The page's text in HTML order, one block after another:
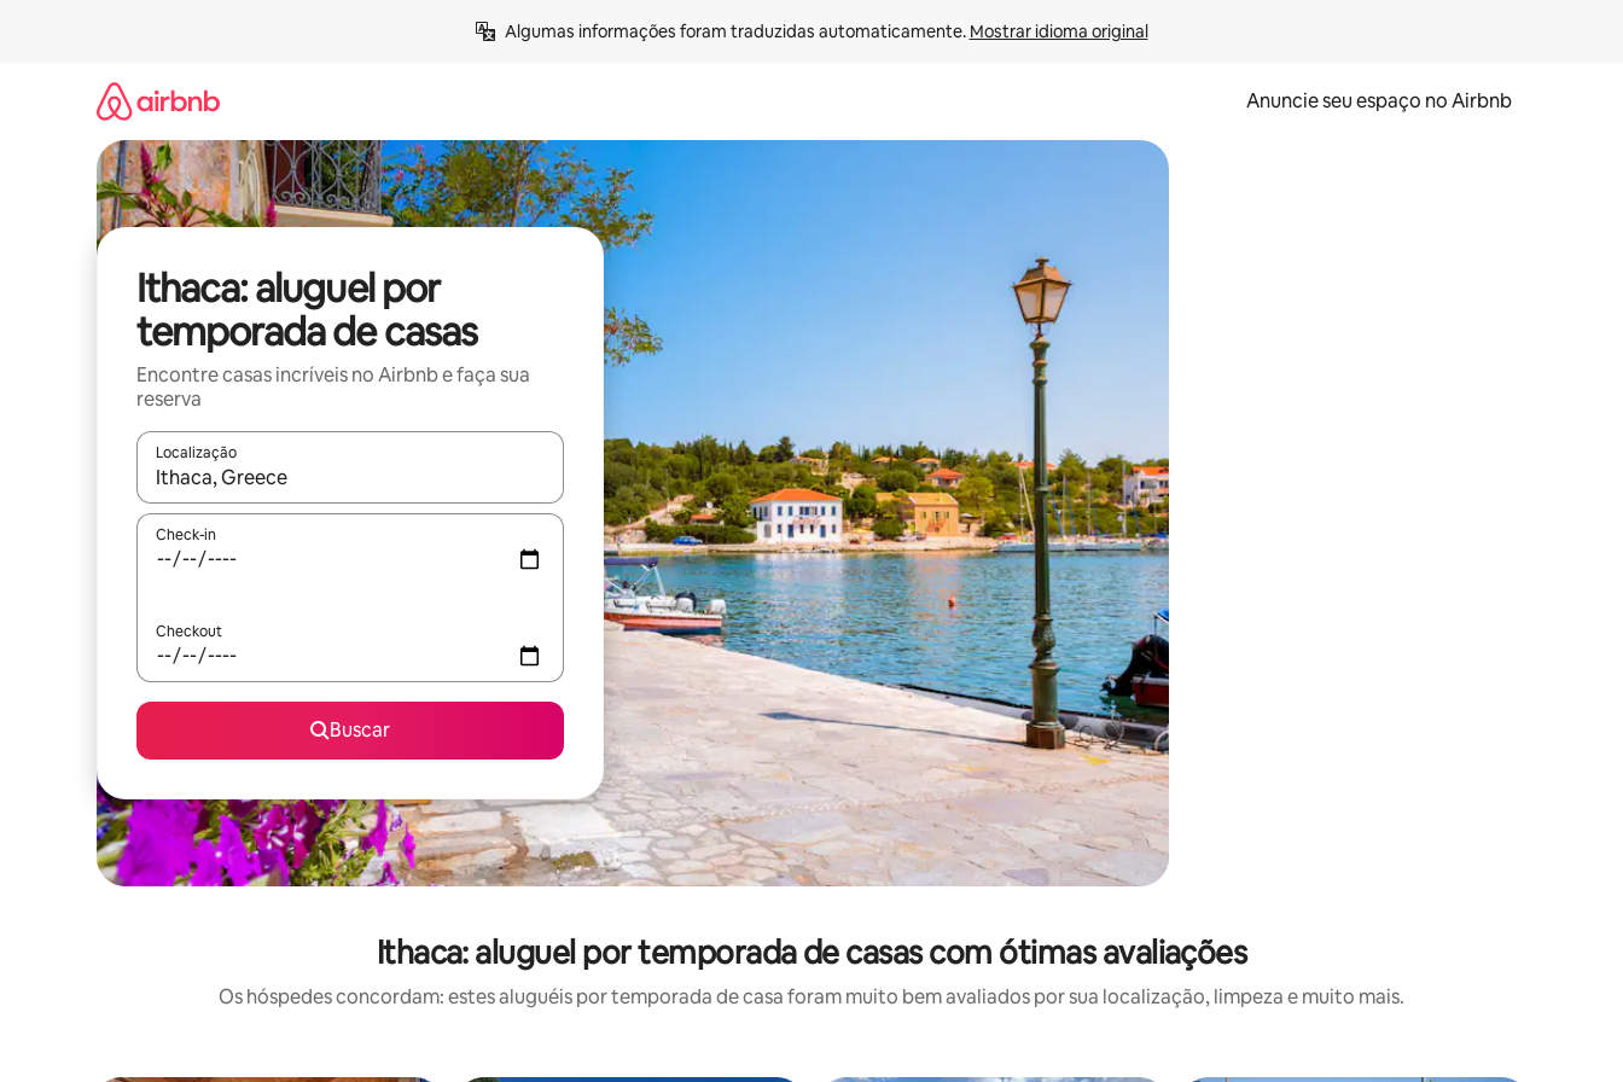
Algumas informações foram traduzidas automaticamente. Mostrar idioma original
Anuncie seu espaço no Airbnb
Ithaca: aluguel por
temporada de casas
Encontre casas incríveis no Airbnb e faça sua
reserva
Localização
Quando os resultados estiverem disponíveis, explore-os usando as seta para cima e para baixo do teclado ou tocando e deslizando o dedo na tela.
Check-in
Checkout
Buscar
Ithaca: aluguel por temporada de casas com ótimas avaliações
Os hóspedes concordam: estes aluguéis por temporada de casa foram muito bem avaliados por sua localização, limpeza e muito mais.